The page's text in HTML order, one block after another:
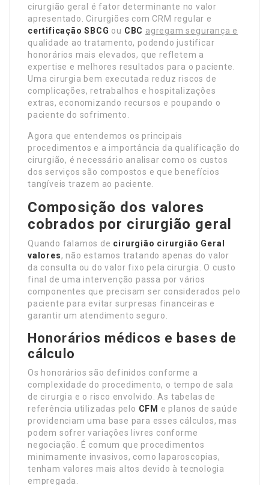
cirurgião geral é fator determinante no valor
apresentado. Cirurgiões com CRM regular e
certificação SBCG ou CBC agregam segurança e
qualidade ao tratamento, podendo justificar
honorários mais elevados, que refletem a
expertise e melhores resultados para o paciente.
Uma cirurgia bem executada reduz riscos de
complicações, retrabalhos e hospitalizações
extras, economizando recursos e poupando o
paciente do sofrimento.
Agora que entendemos os principais
procedimentos e a importância da qualificação do
cirurgião, é necessário analisar como os custos
dos serviços são compostos e que benefícios
tangíveis trazem ao paciente.
Composição dos valores
cobrados por cirurgião geral
Quando falamos de cirurgião cirurgião Geral
valores, não estamos tratando apenas do valor
da consulta ou do valor fixo pela cirurgia. O custo
final de uma intervenção passa por vários
componentes que precisam ser considerados pelo
paciente para evitar surpresas financeiras e
garantir um atendimento seguro.
Honorários médicos e bases de
cálculo
Os honorários são definidos conforme a
complexidade do procedimento, o tempo de sala
de cirurgia e o risco envolvido. As tabelas de
referência utilizadas pelo CFM e planos de saúde
providenciam uma base para esses cálculos, mas
podem sofrer variações livres conforme
negociação. É comum que procedimentos
minimamente invasivos, como laparoscopias,
tenham valores mais altos devido à tecnologia
empregada.